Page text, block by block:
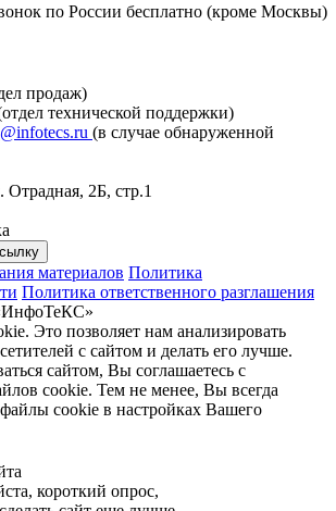
по России бесплатно (кроме Москвы)
продаж)
технической поддержки)
(в случае обнаруженной
2Б, стр.1
материалов Политика
Политика ответственного разглашения
Это позволяет нам анализировать
с сайтом и делать его лучше.
сайтом, Вы соглашаетесь с
cookie. Тем не менее, Вы всегда
cookie в настройках Вашего
короткий опрос,